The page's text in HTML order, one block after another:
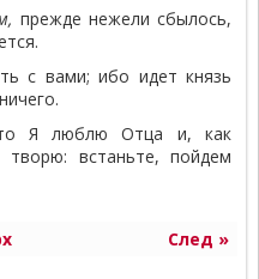
прежде нежели сбылось,
с вами; ибо идет князь
Я люблю Отца и, как
встаньте, пойдем
След »